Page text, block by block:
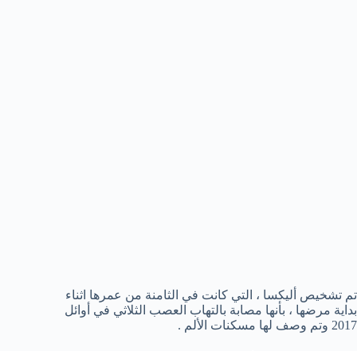
تم تشخيص أليكسا ، التي كانت في الثامنة من عمرها اثناء
بداية مرضها ، بأنها مصابة بالتهاب العصب الثلاثي في أوائل
2017 وتم وصف لها مسكنات الألم .